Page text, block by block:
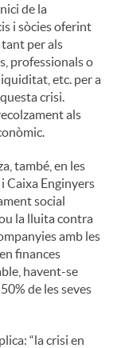
de la
i sòcies oferint
per als
professionals o
etc. per a
crisi.
als
també, en les
Caixa Enginyers
social
la lluita contra
amb les
finances
havent-se
de les seves
“la crisi en